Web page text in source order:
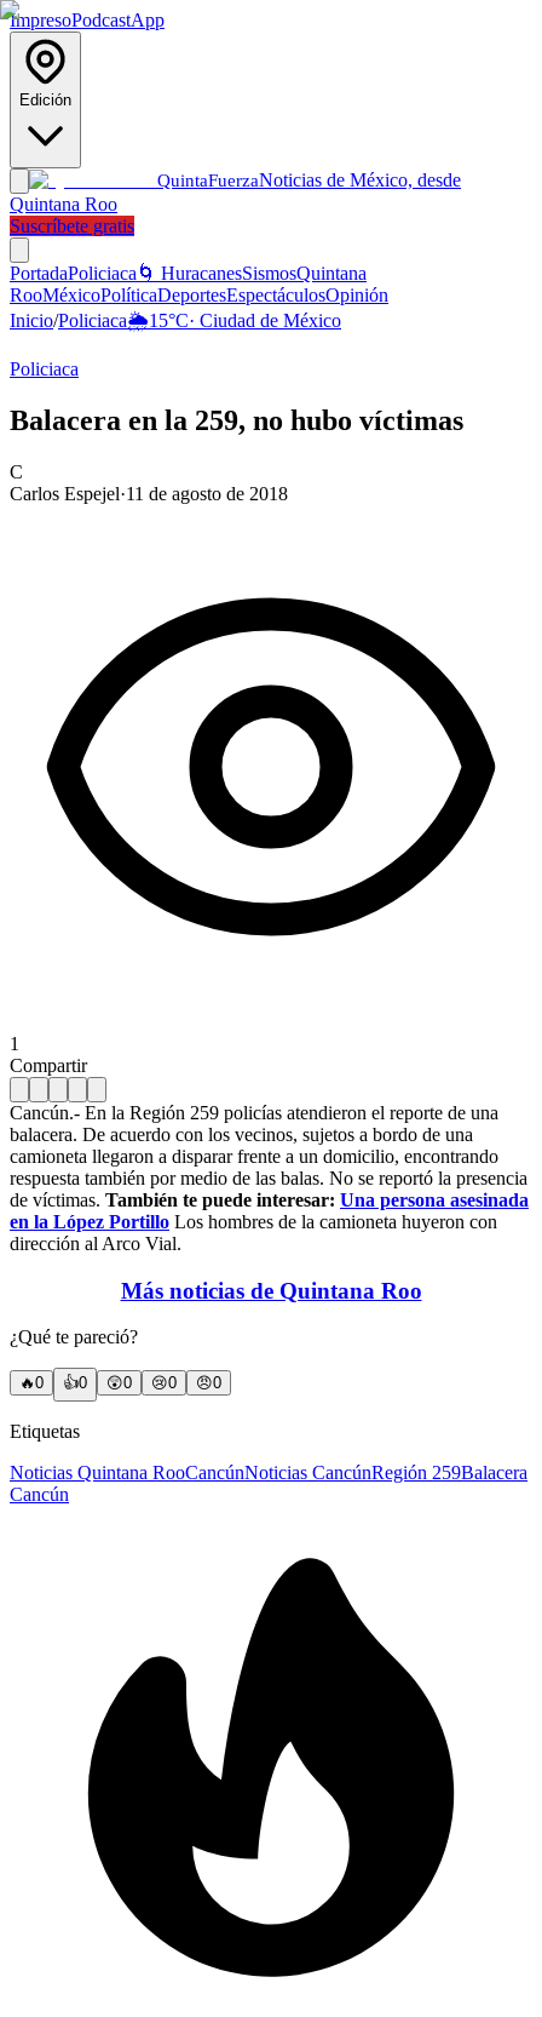
ImpresoPodcastApp
Edición
QuintaFuerzaNoticias de México, desde
Quintana Roo
Suscríbete gratis
PortadaPoliciaca 🌀 HuracanesSismosQuintana
RooMéxicoPolíticaDeportesEspectáculosOpinión
Inicio/Policiaca🌦️15°C· Ciudad de México
Policiaca
Balacera en la 259, no hubo víctimas
C
Carlos Espejel·11 de agosto de 2018
1
Compartir
Cancún.- En la Región 259 policías atendieron el reporte de una
balacera. De acuerdo con los vecinos, sujetos a bordo de una
camioneta llegaron a disparar frente a un domicilio, encontrando
respuesta también por medio de las balas. No se reportó la presencia
de víctimas. También te puede interesar: Una persona asesinada
en la López Portillo Los hombres de la camioneta huyeron con
dirección al Arco Vial.
Más noticias de Quintana Roo
¿Qué te pareció?
🔥0 👍0 😲0 😢0 😠0
Etiquetas
Noticias Quintana RooCancúnNoticias CancúnRegión 259Balacera
Cancún